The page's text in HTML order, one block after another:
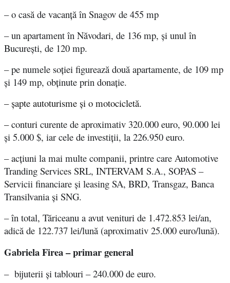
– o casă de vacanță în Snagov de 455 mp
– un apartament în Năvodari, de 136 mp, și unul în
București, de 120 mp.
–pe numele soției figurează două apartamente, de 109 mp
și 149 mp, obținute prin donație.
– șapte autoturisme și o motocicletă.
–conturi curente de aproximativ 320.000 euro, 90.000 lei
și 5.000 $, iar cele de investiții, la 226.950 euro.
–acțiuni la mai multe companii, printre care Automotive
Tranding Services SRL, INTERVAM S.A., SOPAS –
Servicii financiare și leasing SA, BRD, Transgaz, Banca
Transilvania și SNG.
– în total, Tăriceanu a avut venituri de 1.472.853 lei/an,
adică de 122.737 lei/lună (aproximativ 25.000 euro/lună).
Gabriela Firea – primar general
– bijuterii și tablouri – 240.000 de euro.